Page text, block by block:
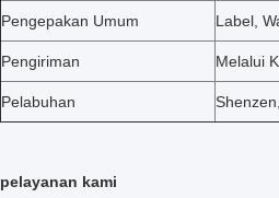
Pengepakan Umum Label,
Pengiriman Melalui
Pelabuhan
pelayanan kami